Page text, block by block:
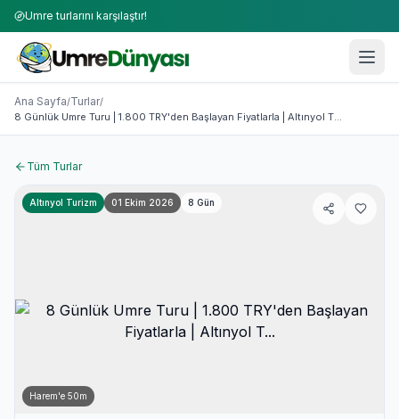
Umre turlarını karşılaştır!
Umre Turları 2026-2027 | 50+ Firma Karşılaştırması
8 Günlük Umre Turu | 1.800 TRY'den Başlayan Fiyatlarla |
Ana Sayfa/Turlar/
8 Günlük Umre Turu | 1.800 TRY'den Başlayan Fiyatlarla | Altınyol T...
Tüm Turlar
Altınyol Turizm 01 Ekim 2026 8 Gün
Harem'e 50m